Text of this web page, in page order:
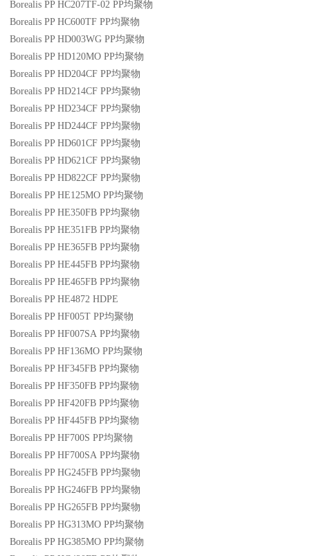
Borealis PP HC207TF-02 PP均聚物
Borealis PP HC600TF PP均聚物
Borealis PP HD003WG PP均聚物
Borealis PP HD120MO PP均聚物
Borealis PP HD204CF PP均聚物
Borealis PP HD214CF PP均聚物
Borealis PP HD234CF PP均聚物
Borealis PP HD244CF PP均聚物
Borealis PP HD601CF PP均聚物
Borealis PP HD621CF PP均聚物
Borealis PP HD822CF PP均聚物
Borealis PP HE125MO PP均聚物
Borealis PP HE350FB PP均聚物
Borealis PP HE351FB PP均聚物
Borealis PP HE365FB PP均聚物
Borealis PP HE445FB PP均聚物
Borealis PP HE465FB PP均聚物
Borealis PP HE4872 HDPE
Borealis PP HF005T PP均聚物
Borealis PP HF007SA PP均聚物
Borealis PP HF136MO PP均聚物
Borealis PP HF345FB PP均聚物
Borealis PP HF350FB PP均聚物
Borealis PP HF420FB PP均聚物
Borealis PP HF445FB PP均聚物
Borealis PP HF700S PP均聚物
Borealis PP HF700SA PP均聚物
Borealis PP HG245FB PP均聚物
Borealis PP HG246FB PP均聚物
Borealis PP HG265FB PP均聚物
Borealis PP HG313MO PP均聚物
Borealis PP HG385MO PP均聚物